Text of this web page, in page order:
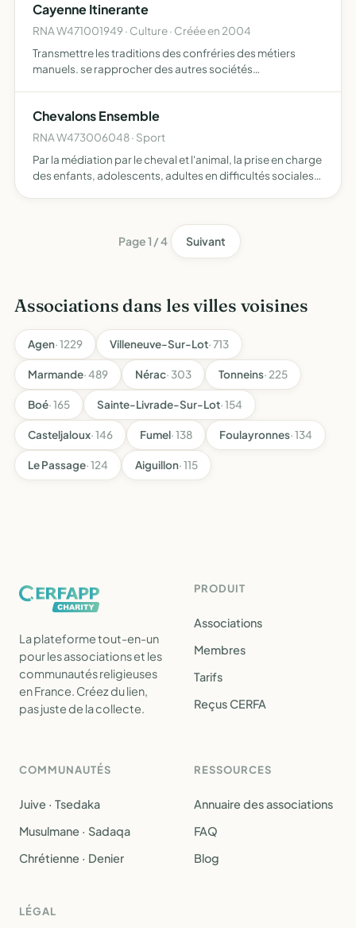
Cayenne Itinerante
RNA W471001949 · Culture · Créée en 2004
Transmettre les traditions des confréries des métiers
manuels. se rapprocher des autres sociétés
et structurer une itinérance…
Chevalons Ensemble
RNA W473006048 · Sport
Par la médiation par le cheval et l'animal, la prise en charge
des enfants, adolescents, adultes en difficultés sociales
Page 1 / 4 Suivant
Associations dans les villes voisines
Agen· 1229 Villeneuve-Sur-Lot· 713
Marmande· 489 Nérac· 303 Tonneins· 225
Boé· 165 Sainte-Livrade-Sur-Lot· 154
Casteljaloux· 146 Fumel· 138 Foulayronnes· 134
Le Passage· 124 Aiguillon· 115
La plateforme tout-en-un
pour les associations et les
communautés religieuses
en France. Créez du lien,
pas juste de la collecte.
PRODUIT
Associations
Membres
Tarifs
Reçus CERFA
COMMUNAUTÉS
Juive · Tsedaka
Musulmane · Sadaqa
Chrétienne · Denier
RESSOURCES
Annuaire des associations
FAQ
Blog
LÉGAL